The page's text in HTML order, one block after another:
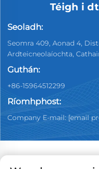
Téigh i
Seoladh:
Seomra 409, Aonad 4,
Ardteicneolaíochta,
Guthán:
+86-15964512299
Ríomhphost:
Company E-mail: [email